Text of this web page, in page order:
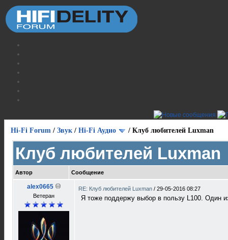
Hi-Fi Forum / Звук / Hi-Fi Аудио / Клуб любителей Luxman
Клуб любителей Luxman
Автор Сообщение
alex0665
Ветеран
RE: Клуб любителей Luxman / 29-05-2016 08:27
Я тоже поддержу выбор в пользу L100. Один